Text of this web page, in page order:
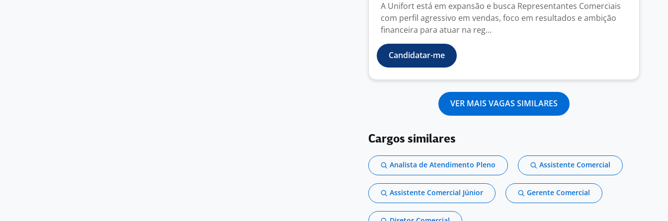
A Unifort está em expansão e busca Representantes Comerciais
com perfil agressivo em vendas, foco em resultados e ambição
financeira para atuar na reg...
Candidatar-me
VER MAIS VAGAS SIMILARES
Cargos similares
Analista de Atendimento Pleno Assistente Comercial
Assistente Comercial Júnior Gerente Comercial